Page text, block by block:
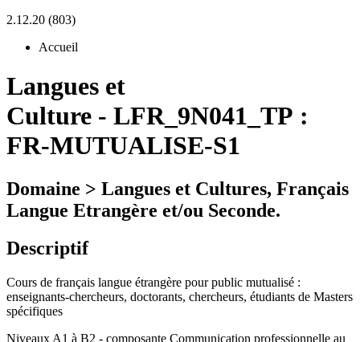
2.12.20 (803)
Accueil
Langues et
Culture - LFR_9N041_TP :
FR-MUTUALISE-S1
Domaine > Langues et Cultures, Français
Langue Etrangère et/ou Seconde.
Descriptif
Cours de français langue étrangère pour public mutualisé :
enseignants-chercheurs, doctorants, chercheurs, étudiants de Masters
spécifiques
Niveaux A1 à B2 - composante Communication professionnelle au